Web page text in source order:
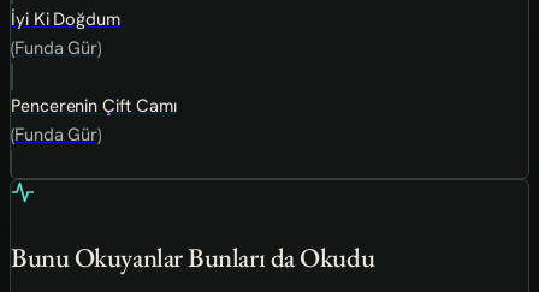
İyi Ki Doğdum
(Funda Gür)
Pencerenin Çift Camı
(Funda Gür)
Bunu Okuyanlar Bunları da Okudu